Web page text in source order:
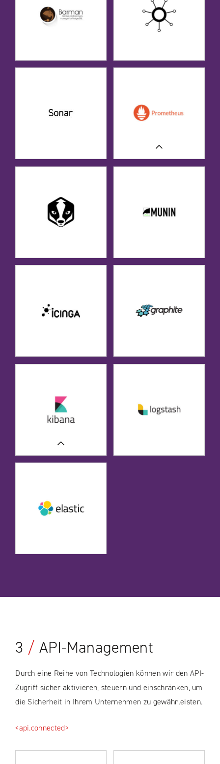
3 / API-Management
Durch eine Reihe von Technologien können wir den API-
Zugriff sicher aktivieren, steuern und einschränken, um
die Sicherheit in Ihrem Unternehmen zu gewährleisten.
<api.connected>